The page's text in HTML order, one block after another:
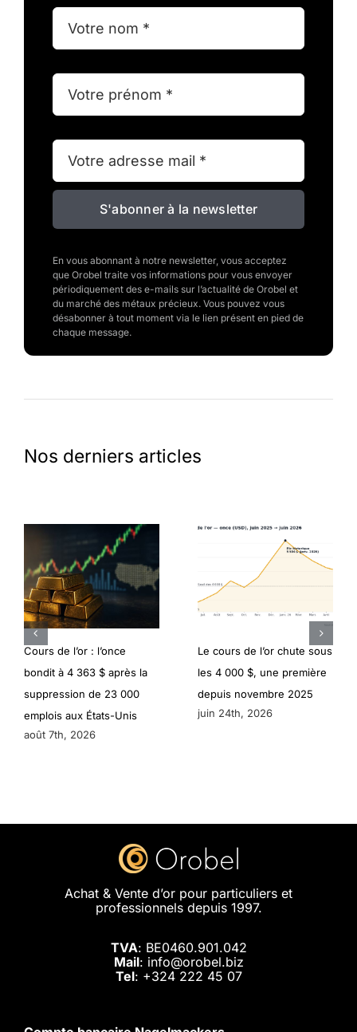
S'abonner à la newsletter
En vous abonnant à notre newsletter, vous acceptez
que Orobel traite vos informations pour vous envoyer
périodiquement des e-mails sur l’actualité de Orobel et
du marché des métaux précieux. Vous pouvez vous
désabonner à tout moment via le lien présent en pied de
chaque message.
Nos derniers articles
Cours de l’or : l’once
bondit à 4 363 $ après la
suppression de 23 000
emplois aux États-Unis
août 7th, 2026
Le cours de l’or chute sous
les 4 000 $, une première
depuis novembre 2025
juin 24th, 2026
Achat & Vente d’or pour particuliers et
professionnels depuis 1997.
TVA: BE0460.901.042
Mail: info@orobel.biz
Tel: +324 222 45 07